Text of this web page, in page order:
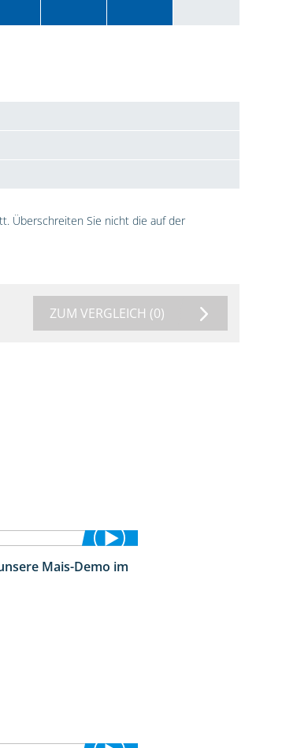
Überschreiten Sie nicht die auf der
ZUM VERGLEICH (0)
9:08
Mais-Demo im